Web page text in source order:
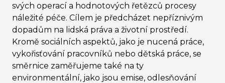
svých operací a hodnotových řetězců procesy
náležité péče. Cílem je předcházet nepříznivým
dopadům na lidská práva a životní prostředí.
Kromě sociálních aspektů, jako je nucená práce,
vykořisťování pracovníků nebo dětská práce, se
směrnice zaměřujeme také na ty
environmentální, jako jsou emise, odlesňování